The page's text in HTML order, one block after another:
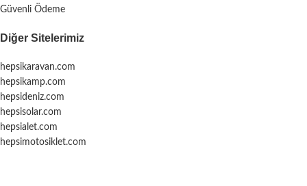
Güvenli Ödeme
Diğer Sitelerimiz
hepsikaravan.com
hepsikamp.com
hepsideniz.com
hepsisolar.com
hepsialet.com
hepsimotosiklet.com